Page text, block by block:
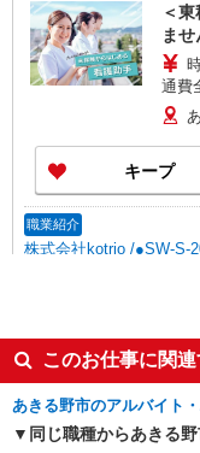
＜
ま
通費
キープ
職業紹介
株式会社kotrio /●SW-S-
秋
護
ン代
キープ
このお仕事に関
あきる野市のアルバイト
同じ職種からあきる